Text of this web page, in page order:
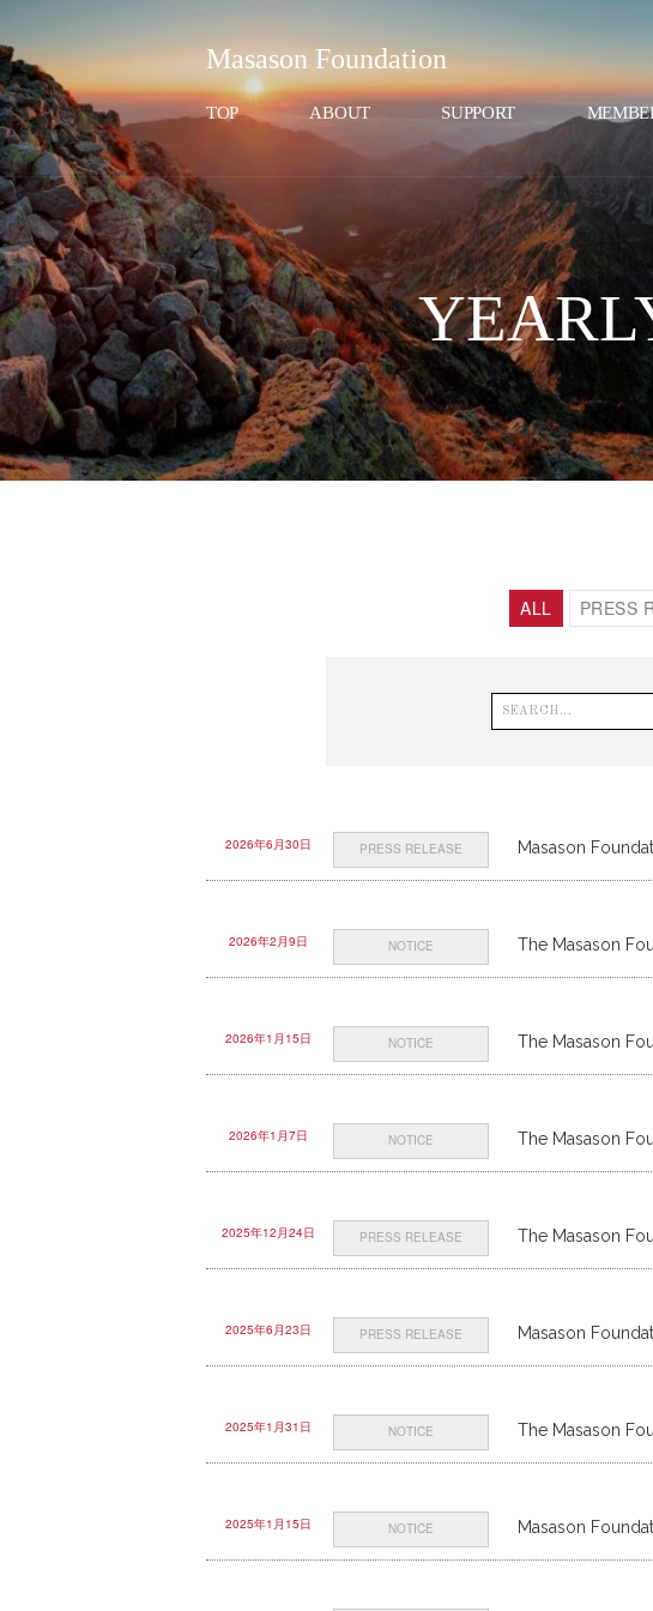
Masason Foundation
TOP ABOUT SUPPORT
ALL PRESS
2026年6月30日 PRESS RELEASE Masason
2026年2月9日 NOTICE The Masason
2026年1月15日 NOTICE The Masason
2026年1月7日 NOTICE The Masason
2025年12月24日 PRESS RELEASE The Masason
2025年6月23日 PRESS RELEASE Masason
2025年1月31日 NOTICE The Masason
2025年1月15日 NOTICE Masason